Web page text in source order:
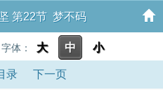
第22节 梦不码
体： 大 中 小
录 下一页